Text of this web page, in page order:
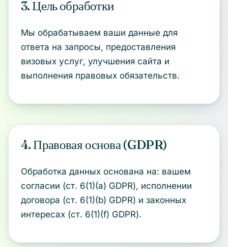
3. Цель обработки
Мы обрабатываем ваши данные для
ответа на запросы, предоставления
визовых услуг, улучшения сайта и
выполнения правовых обязательств.
4. Правовая основа (GDPR)
Обработка данных основана на: вашем
согласии (ст. 6(1)(a) GDPR), исполнении
договора (ст. 6(1)(b) GDPR) и законных
интересах (ст. 6(1)(f) GDPR).